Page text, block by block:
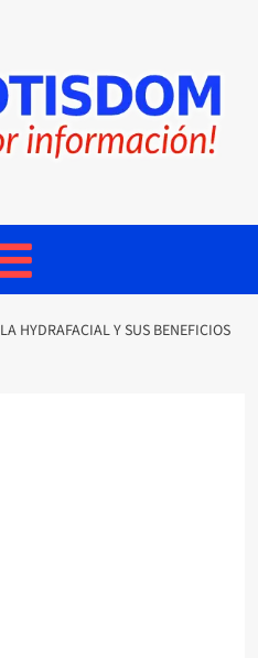
LA HYDRAFACIAL Y SUS BENEFICIOS